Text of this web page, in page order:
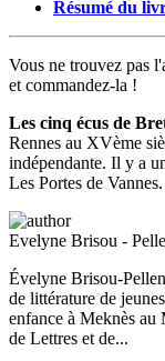
Résumé du
Vous ne trouvez pas
et commandez-la !
Les cinq écus de
Rennes au XVème
indépendante. Il y a
Les Portes de Vannes.
Evelyne Brisou -
Évelyne Brisou-
de littérature de
enfance à Meknès au
de Lettres et de...